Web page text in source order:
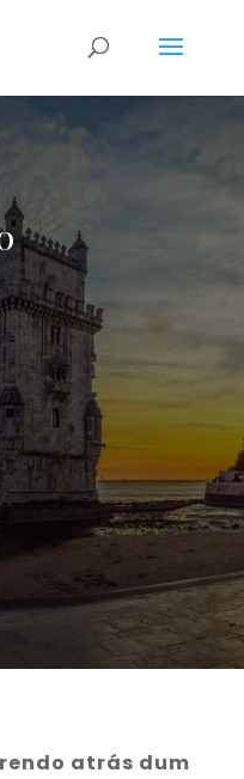
atrás dum